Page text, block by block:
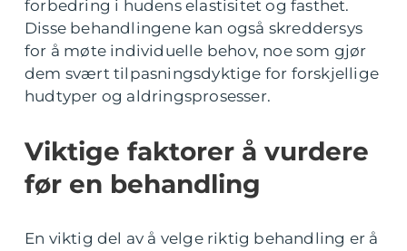
forbedring i hudens elastisitet og fasthet.
Disse behandlingene kan også skreddersys
for å møte individuelle behov, noe som gjør
dem svært tilpasningsdyktige for forskjellige
hudtyper og aldringsprosesser.
Viktige faktorer å vurdere
før en behandling
En viktig del av å velge riktig behandling er å